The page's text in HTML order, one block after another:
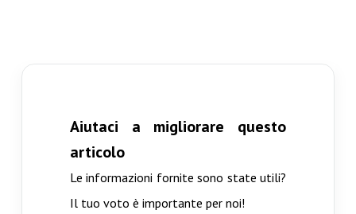
Aiutaci a migliorare questo
articolo
Le informazioni fornite sono state utili?
Il tuo voto è importante per noi!